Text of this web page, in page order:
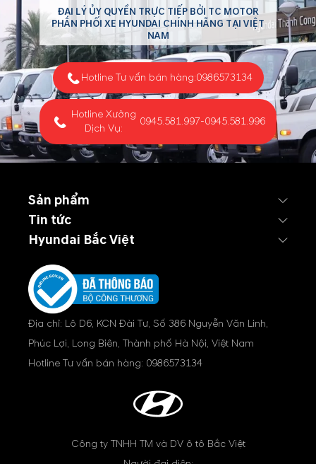
ĐẠI LÝ ỦY QUYỀN TRỰC TIẾP BỞI TC MOTOR
PHÂN PHỐI XE HYUNDAI CHÍNH HÃNG TẠI VIỆT
NAM
Hotline Tư vấn bán hàng:0986573134
Hotline Xưởng
Dịch Vụ:
0945.581.997-0945.581.996
Sản phẩm
Tin tức
Hyundai Bắc Việt
Địa chỉ: Lô D6, KCN Đài Tư, Số 386 Nguyễn Văn Linh,
Phúc Lợi, Long Biên, Thành phố Hà Nội, Việt Nam
Hotline Tư vấn bán hàng: 0986573134
Công ty TNHH TM và DV ô tô Bắc Việt